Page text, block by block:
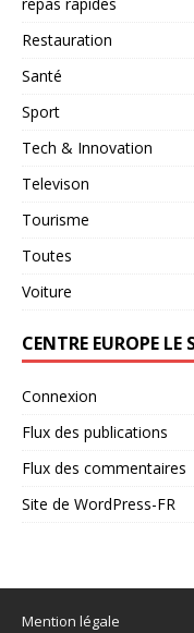
Restauration
Santé
Sport
Tech & Innovation
Televison
Tourisme
Toutes
Voiture
CENTRE EUROPE
Connexion
Flux des publications
Flux des commentaires
Site de WordPress-FR
Mention légale